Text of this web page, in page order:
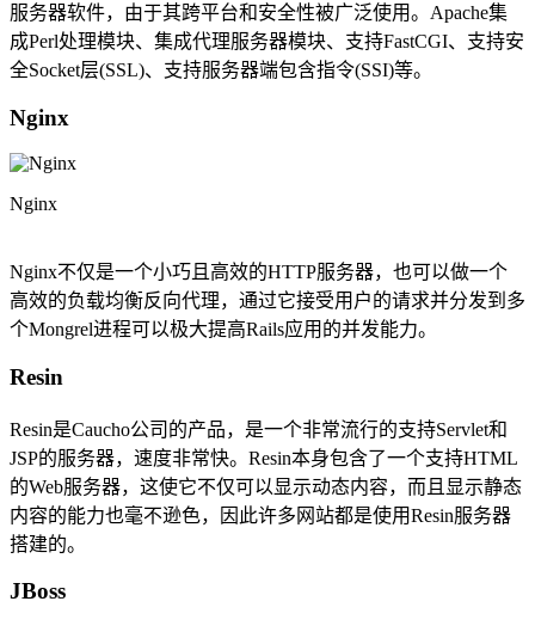
服务器软件，由于其跨平台和安全性被广泛使用。Apache集
成Perl处理模块、集成代理服务器模块、支持FastCGI、支持安
全Socket层(SSL)、支持服务器端包含指令(SSI)等。
Nginx
Nginx
Nginx不仅是一个小巧且高效的HTTP服务器，也可以做一个
高效的负载均衡反向代理，通过它接受用户的请求并分发到多
个Mongrel进程可以极大提高Rails应用的并发能力。
Resin
Resin是Caucho公司的产品，是一个非常流行的支持Servlet和
JSP的服务器，速度非常快。Resin本身包含了一个支持HTML
的Web服务器，这使它不仅可以显示动态内容，而且显示静态
内容的能力也毫不逊色，因此许多网站都是使用Resin服务器
搭建的。
JBoss